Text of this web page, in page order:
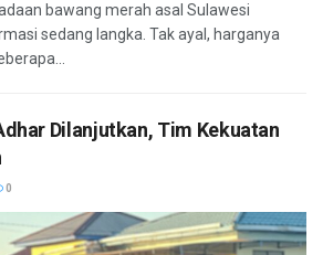
bawang merah asal Sulawesi
sedang langka. Tak ayal, harganya
Dilanjutkan, Tim Kekuatan
0